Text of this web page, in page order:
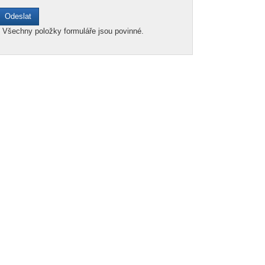
Všechny položky formuláře jsou povinné.